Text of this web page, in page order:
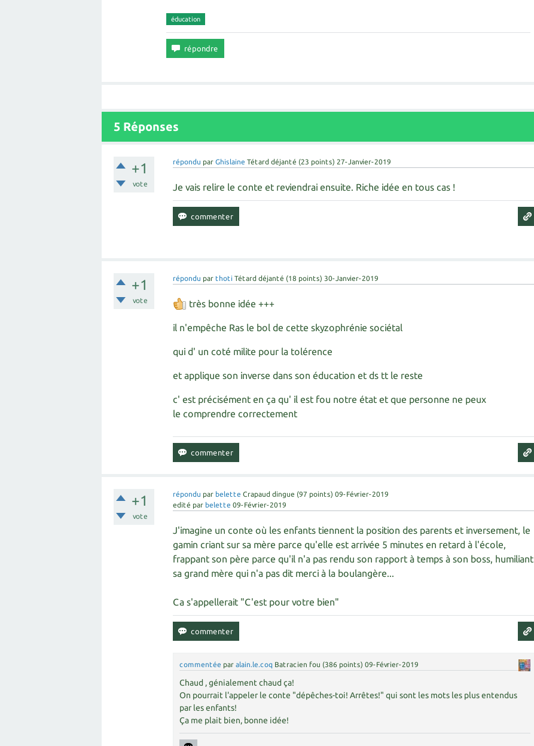
éducation
5 Réponses
+1
vote
répondu parGhislaine Tétard déjanté (23 points) 27-Janvier-2019
Je vais relire le conte et reviendrai ensuite. Riche idée en tous cas !
+1
vote
répondu parthoti Tétard déjanté (18 points) 30-Janvier-2019
très bonne idée +++
il n'empêche Ras le bol de cette skyzophrénie sociétal
qui d' un coté milite pour la tolérence
et applique son inverse dans son éducation et ds tt le reste
c' est précisément en ça qu' il est fou notre état et que personne ne peux
le comprendre correctement
+1
vote
répondu par belette Crapaud dingue (97 points) 09-Février-2019
edité par belette 09-Février-2019
J'imagine un conte où les enfants tiennent la position des parents et inversement, le
gamin criant sur sa mère parce qu'elle est arrivée 5 minutes en retard à l'école,
frappant son père parce qu'il n'a pas rendu son rapport à temps à son boss, humiliant
sa grand mère qui n'a pas dit merci à la boulangère...
Ca s'appellerait "C'est pour votre bien"
commentée paralain.le.coq Batracien fou (386 points) 09-Février-2019
Chaud , génialement chaud ça!
On pourrait l'appeler le conte "dépêches-toi! Arrêtes!" qui sont les mots les plus entendus
par les enfants!
Ça me plait bien, bonne idée!